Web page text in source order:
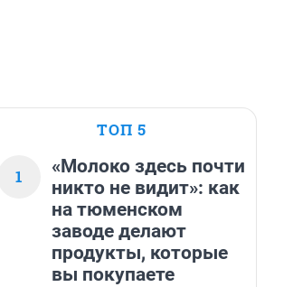
ТОП 5
1
«Молоко здесь почти
никто не видит»: как
на тюменском
заводе делают
продукты, которые
вы покупаете